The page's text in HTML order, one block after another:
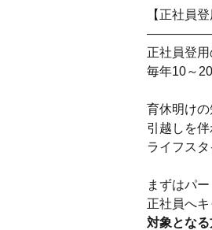
【正社員
正社員登用
毎年10～
育休明け
引越しを伴
ライフス
まずはパ
正社員へ
対象となる